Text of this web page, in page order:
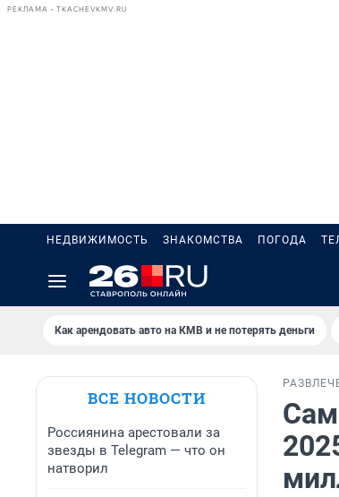
РЕКЛАМА • TKACHEVKMV.RU
НЕДВИЖИМОСТЬ ЗНАКОМСТВА ПОГОДА
Как арендовать авто на КМВ и не потерять деньги
ВСЕ НОВОСТИ
Россиянина арестовали за
звезды в Telegram — что он
натворил